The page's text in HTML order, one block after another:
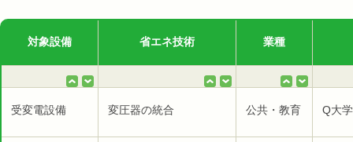
対象設備 省エネ技術 業種
受変電設備 変圧器の統合 公共・教育 Q大